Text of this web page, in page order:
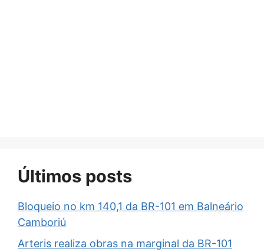
Últimos posts
Bloqueio no km 140,1 da BR-101 em Balneário
Camboriú
Arteris realiza obras na marginal da BR-101